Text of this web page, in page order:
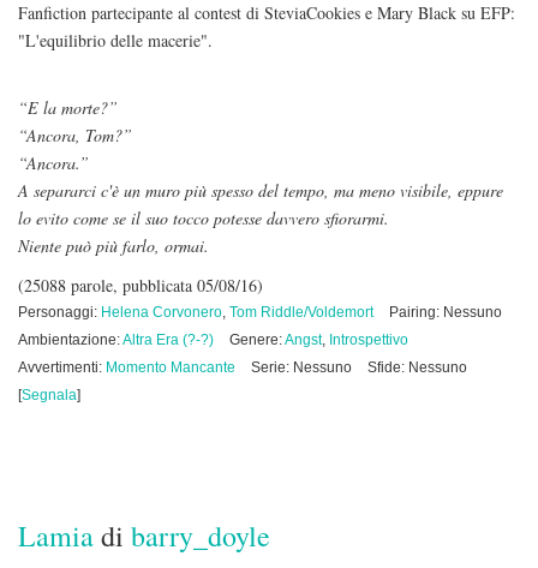
Fanfiction partecipante al contest di SteviaCookies e Mary Black su EFP:
"L'equilibrio delle macerie".
“E la morte?”
“Ancora, Tom?”
“Ancora.”
A separarci c'è un muro più spesso del tempo, ma meno visibile, eppure
lo evito come se il suo tocco potesse davvero sfiorarmi.
Niente può più farlo, ormai.
(25088 parole, pubblicata 05/08/16)
Personaggi: Helena Corvonero, Tom Riddle/Voldemort
Pairing: Nessuno
Ambientazione:Altra Era (?-?) Genere:Angst, Introspettivo
Avvertimenti: Momento Mancante Serie: Nessuno
Sfide: Nessuno
[Segnala]
Lamiadi barry_doyle